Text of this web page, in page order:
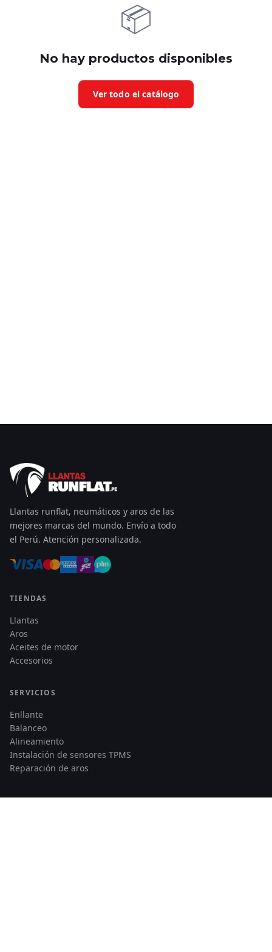
📦
No hay productos disponibles
Ver todo el catálogo
Llantas runflat, neumáticos y aros de las
mejores marcas del mundo. Envío a todo
el Perú. Atención personalizada.
TIENDAS
Llantas
Aros
Aceites de motor
Accesorios
SERVICIOS
Enllante
Balanceo
Alineamiento
Instalación de sensores TPMS
Reparación de aros
CONTACTO